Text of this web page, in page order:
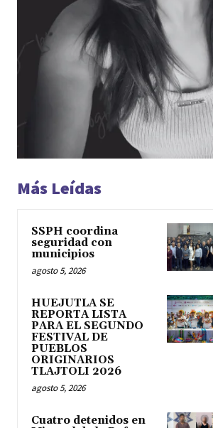
Más Leídas
SSPH coordina
seguridad con
municipios
agosto 5, 2026
HUEJUTLA SE
REPORTA LISTA
PARA EL SEGUNDO
FESTIVAL DE
PUEBLOS
ORIGINARIOS
TLAJTOLI 2026
agosto 5, 2026
Cuatro detenidos en